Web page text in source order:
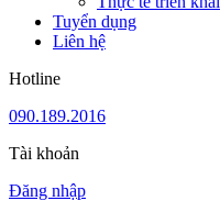
Tuyển dụng
Liên hệ
Hotline
090.189.2016
Tài khoản
Đăng nhập